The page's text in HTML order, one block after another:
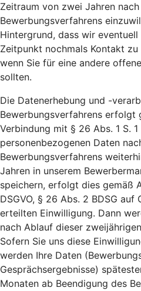
Zeitraum von zwei Jahren
Bewerbungsverfahrens
Hintergrund, dass wir
Zeitpunkt nochmals Kontakt
wenn Sie für eine andere
sollten.
Die Datenerhebung und -
Bewerbungsverfahrens erfolgt
Verbindung mit § 26 Abs. 1 S.
personenbezogenen Daten
Bewerbungsverfahrens
Jahren in unserem
speichern, erfolgt dies gemäß
DSGVO, § 26 Abs. 2 BDSG
erteilten Einwilligung. Dann
nach Ablauf dieser
Sofern Sie uns diese
werden Ihre Daten
Gesprächsergebnisse)
Monaten ab Beendigung des